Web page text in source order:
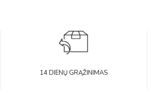
14 DIENŲ GRĄŽINIMAS